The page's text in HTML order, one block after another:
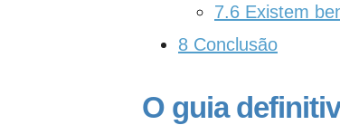
7.6 Existem
8 Conclusão
O guia